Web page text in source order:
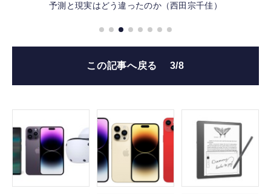
予測と現実はどう違ったのか（西田宗千佳）
この記事へ戻る 3/8